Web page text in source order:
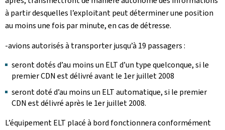
à partir desquelles l’exploitant peut déterminer une position
au moins une fois par minute, en cas de détresse.
-avions autorisés à transporter jusqu’à 19 passagers :
seront dotés d’au moins un ELT d’un type quelconque, si le
premier CDN est délivré avant le 1er juillet 2008
seront doté d’au moins un ELT automatique, si le premier
CDN est délivré après le 1er juillet 2008.
L’équipement ELT placé à bord fonctionnera conformément